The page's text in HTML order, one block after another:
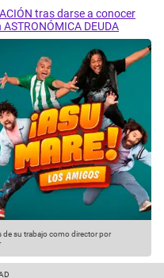
tras darse a conocer
DEUDA
de su trabajo como director por